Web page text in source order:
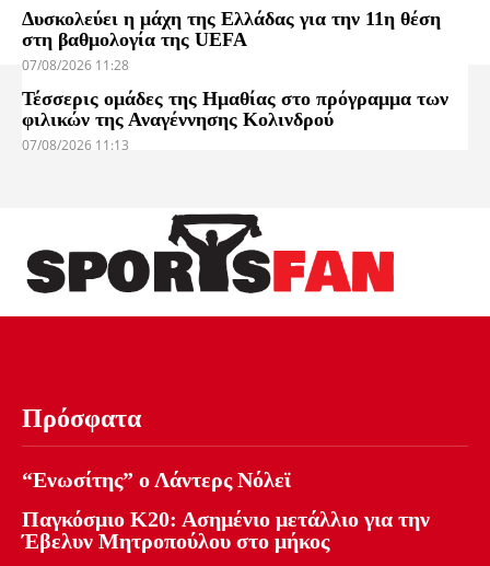
Δυσκολεύει η μάχη της Ελλάδας για την 11η θέση
στη βαθμολογία της UEFA
07/08/2026 11:28
Τέσσερις ομάδες της Ημαθίας στο πρόγραμμα των
φιλικών της Αναγέννησης Κολινδρού
07/08/2026 11:13
Πρόσφατα
“Ενωσίτης” ο Λάντερς Νόλεϊ
Παγκόσμιο Κ20: Ασημένιο μετάλλιο για την
Έβελυν Μητροπούλου στο μήκος